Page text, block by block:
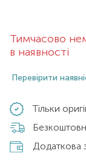
Тимчасово
в наявності
Перевірити
Тільки
Додаткова